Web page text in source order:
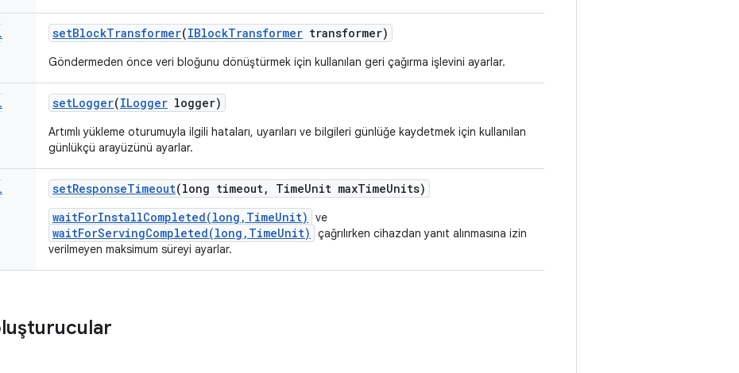
setBlockTransformer(IBlockTransformer transformer)
Göndermeden önce veri bloğunu dönüştürmek için kullanılan geri çağırma işlevini ayarlar.
setLogger(ILogger logger)
Artımlı yükleme oturumuyla ilgili hataları, uyarıları ve bilgileri günlüğe kaydetmek için kullanılan
günlükçü arayüzünü ayarlar.
setResponseTimeout(long timeout, TimeUnit maxTimeUnits)
waitForInstallCompleted(long,TimeUnit)
ve
waitForServingCompleted(long,TimeUnit)
çağrılırken cihazdan yanıt alınmasına izin
verilmeyen maksimum süreyi ayarlar.